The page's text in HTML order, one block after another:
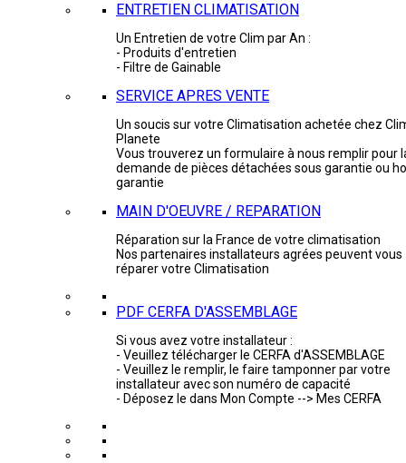
ENTRETIEN CLIMATISATION
Un Entretien de votre Clim par An :
- Produits d'entretien
- Filtre de Gainable
SERVICE APRES VENTE
Un soucis sur votre Climatisation achetée chez
Planete
Vous trouverez un formulaire à nous remplir pour
demande de pièces détachées sous garantie ou
garantie
MAIN D'OEUVRE / REPARATION
Réparation sur la France de votre climatisation
Nos partenaires installateurs agrées peuvent vous
réparer votre Climatisation
PDF CERFA D'ASSEMBLAGE
Si vous avez votre installateur :
- Veuillez télécharger le CERFA d'ASSEMBLAGE
- Veuillez le remplir, le faire tamponner par votre
installateur avec son numéro de capacité
- Déposez le dans Mon Compte --> Mes CERFA